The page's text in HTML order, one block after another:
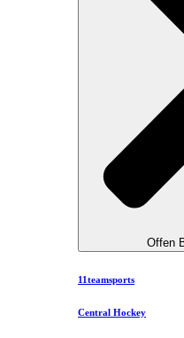
Offen
11teamsports
Central Hockey